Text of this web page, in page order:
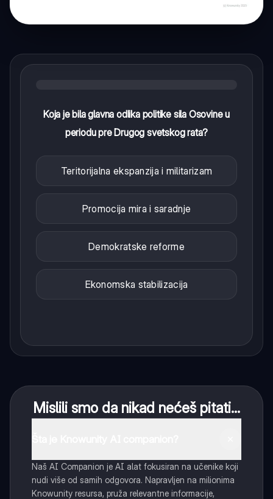
Koja je bila glavna odlika politike sila Osovine u
periodu pre Drugog svetskog rata?
Teritorijalna ekspanzija i militarizam
Promocija mira i saradnje
Demokratske reforme
Ekonomska stabilizacija
Mislili smo da nikad nećeš pitati...
Naš AI Companion je AI alat fokusiran na učenike koji
nudi više od samih odgovora. Napravljen na milionima
Knowunity resursa, pruža relevantne informacije,